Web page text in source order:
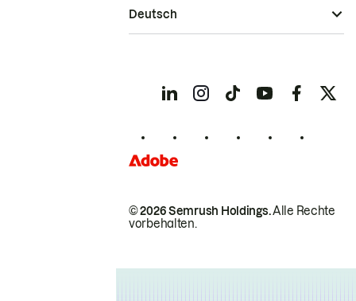
© 2026 Semrush Holdings.Alle Rechte
vorbehalten.
Deutsch